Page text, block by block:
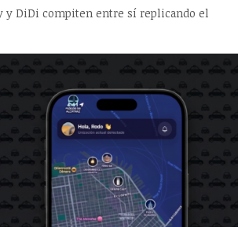
y DiDi compiten entre sí replicando el